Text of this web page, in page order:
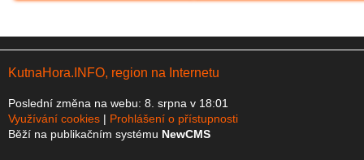
KutnaHora.INFO, region na Internetu
Poslední změna na webu: 8. srpna v 18:01
Využívání cookies
Prohlášení o přístupnosti
Běží na publikačním systému NewCMS